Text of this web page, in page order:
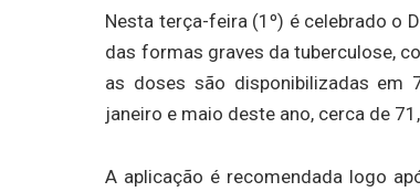
Nesta terça-feira (1º) é celebrado o
das formas graves da tuberculose,
as doses são disponibilizadas em
janeiro e maio deste ano, cerca de
A aplicação é recomendada logo